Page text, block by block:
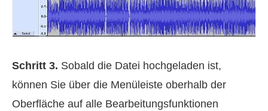
Schritt 3. Sobald die Datei hochgeladen ist,
können Sie über die Menüleiste oberhalb der
Oberfläche auf alle Bearbeitungsfunktionen